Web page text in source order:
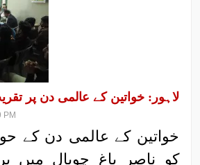
لاہور: خواتین کے عالمی دن پر
PM
کو ناصر باغ چوپال میں